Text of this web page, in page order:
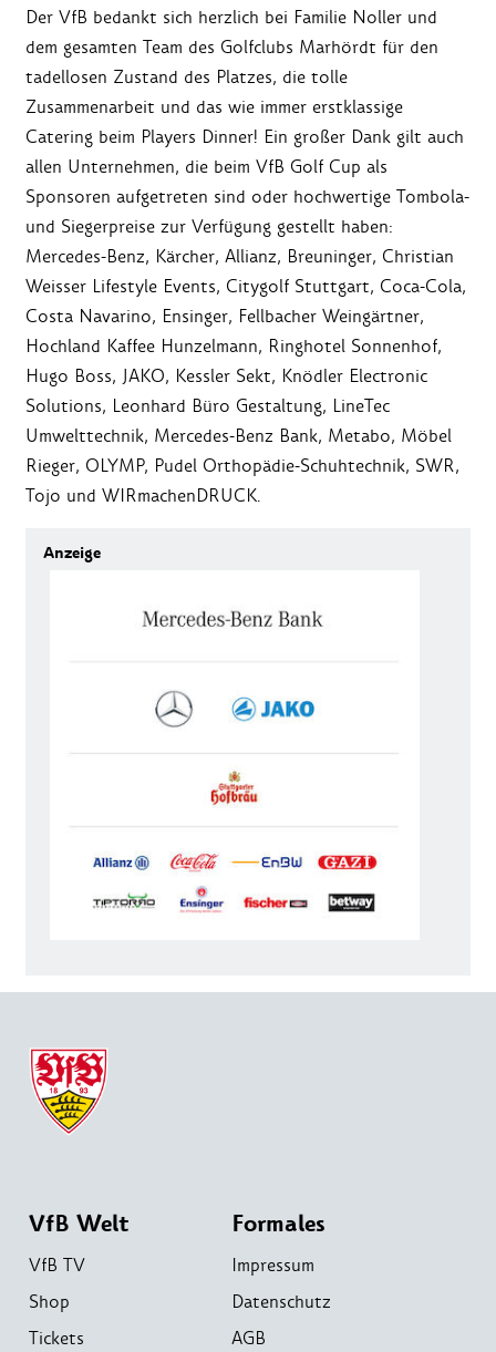
Der VfB bedankt sich herzlich bei Familie Noller und
dem gesamten Team des Golfclubs Marhördt für den
tadellosen Zustand des Platzes, die tolle
Zusammenarbeit und das wie immer erstklassige
Catering beim Players Dinner! Ein großer Dank gilt auch
allen Unternehmen, die beim VfB Golf Cup als
Sponsoren aufgetreten sind oder hochwertige Tombola-
und Siegerpreise zur Verfügung gestellt haben:
Mercedes-Benz, Kärcher, Allianz, Breuninger, Christian
Weisser Lifestyle Events, Citygolf Stuttgart, Coca-Cola,
Costa Navarino, Ensinger, Fellbacher Weingärtner,
Hochland Kaffee Hunzelmann, Ringhotel Sonnenhof,
Hugo Boss, JAKO, Kessler Sekt, Knödler Electronic
Solutions, Leonhard Büro Gestaltung, LineTec
Umwelttechnik, Mercedes-Benz Bank, Metabo, Möbel
Rieger, OLYMP, Pudel Orthopädie-Schuhtechnik, SWR,
Tojo und WIRmachenDRUCK.
VfB Welt
VfB TV
Shop
Tickets
Formales
Impressum
Datenschutz
AGB